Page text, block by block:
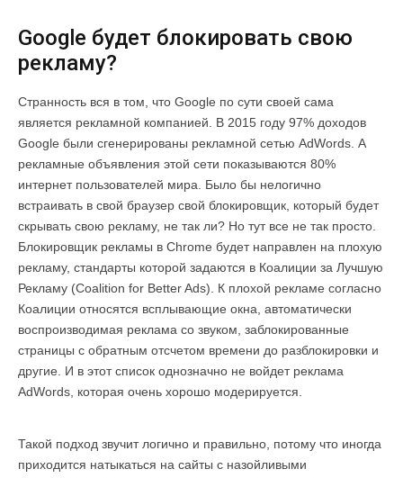
Google будет блокировать свою
рекламу?
Странность вся в том, что Google по сути своей сама
является рекламной компанией. В 2015 году 97% доходов
Google были сгенерированы рекламной сетью AdWords. А
рекламные объявления этой сети показываются 80%
интернет пользователей мира. Было бы нелогично
встраивать в свой браузер свой блокировщик, который будет
скрывать свою рекламу, не так ли? Но тут все не так просто.
Блокировщик рекламы в Chrome будет направлен на плохую
рекламу, стандарты которой задаются в Коалиции за Лучшую
Рекламу (Coalition for Better Ads). К плохой рекламе согласно
Коалиции относятся всплывающие окна, автоматически
воспроизводимая реклама со звуком, заблокированные
страницы с обратным отсчетом времени до разблокировки и
другие. И в этот список однозначно не войдет реклама
AdWords, которая очень хорошо модерируется.
Такой подход звучит логично и правильно, потому что иногда
приходится натыкаться на сайты с назойливыми